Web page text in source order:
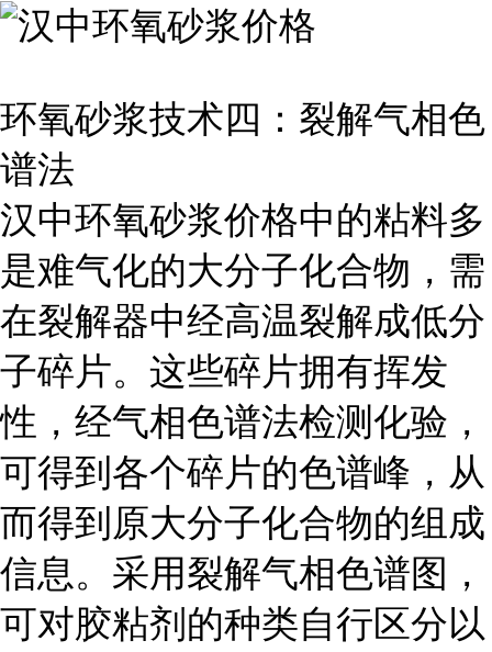
环氧砂浆技术四：裂解气相色
谱法
汉中环氧砂浆价格中的粘料多
是难气化的大分子化合物，需
在裂解器中经高温裂解成低分
子碎片。这些碎片拥有挥发
性，经气相色谱法检测化验，
可得到各个碎片的色谱峰，从
而得到原大分子化合物的组成
信息。采用裂解气相色谱图，
可对胶粘剂的种类自行区分以